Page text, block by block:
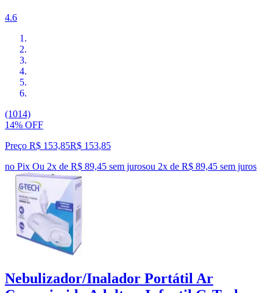
4.6
(1014)
14% OFF
Preço R$ 153,85R$ 153,85
no Pix Ou 2x de R$ 89,45 sem jurosou 2x de R$ 89,45 sem juros
Nebulizador/Inalador Portátil Ar